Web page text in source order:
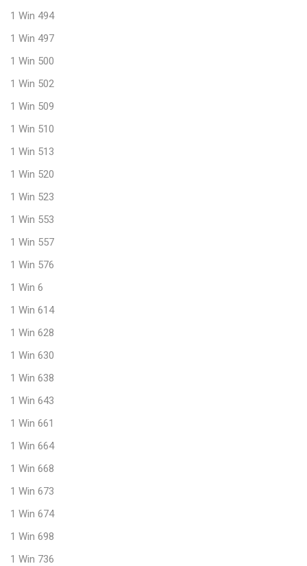
1 Win 494
1 Win 497
1 Win 500
1 Win 502
1 Win 509
1 Win 510
1 Win 513
1 Win 520
1 Win 523
1 Win 553
1 Win 557
1 Win 576
1 Win 6
1 Win 614
1 Win 628
1 Win 630
1 Win 638
1 Win 643
1 Win 661
1 Win 664
1 Win 668
1 Win 673
1 Win 674
1 Win 698
1 Win 736